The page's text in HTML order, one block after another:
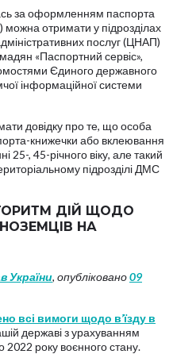
за оформленням паспорта
отримати у підрозділах
послуг (ЦНАП)
«Паспортний сервіс»,
Єдиного державного
інформаційної системи
довідку про те, що особа
книжечки або вклеювання
25-, 45-річного віку, але такий
підрозділі ДМС
ДІЙ ЩОДО
НА
України, опубліковано09
всі вимоги щодо в’їзду в
державі з урахуванням
2022 року воєнного стану.